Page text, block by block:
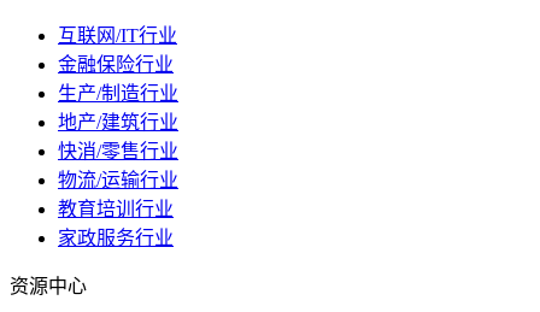
互联网/IT行业
金融保险行业
生产/制造行业
地产/建筑行业
快消/零售行业
物流/运输行业
教育培训行业
家政服务行业
资源中心